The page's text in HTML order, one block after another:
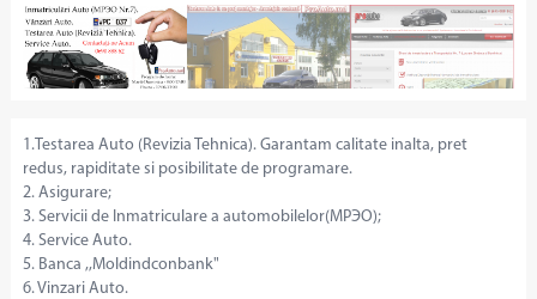
1.Testarea Auto (Revizia Tehnica). Garantam calitate inalta, pret
redus, rapiditate si posibilitate de programare.
2. Asigurare;
3. Servicii de Inmatriculare a automobilelor(МРЭО);
4. Service Auto.
5. Banca ,,Moldindconbank"
6. Vinzari Auto.